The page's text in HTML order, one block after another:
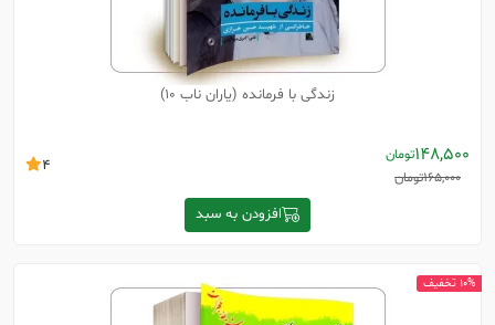
زندگی با فرمانده (یاران ناب 10)
148,500تومان
165,000تومان
4
افزودن به سبد
10% تخفیف